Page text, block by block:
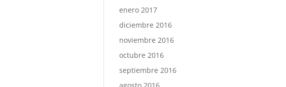
enero 2017
diciembre 2016
noviembre 2016
octubre 2016
septiembre 2016